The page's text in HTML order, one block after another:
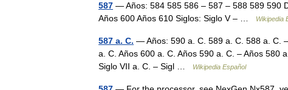
587 — Años: 584 585 586 – 587 – 588 589 590
Años 600 Años 610 Siglos: Siglo V – …
Wikipedia
587 a. C. — Años: 590 a. C. 589 a. C. 588 a. C.
a. C. Años 600 a. C. Años 590 a. C. – Años 580
Siglo VII a. C. – Sigl …
Wikipedia Español